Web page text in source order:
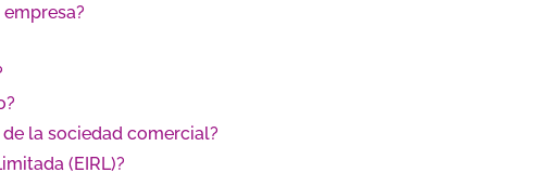
la sociedad comercial?
(EIRL)?